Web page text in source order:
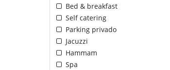
Bed & breakfast
Self catering
Parking privado
Jacuzzi
Hammam
Spa